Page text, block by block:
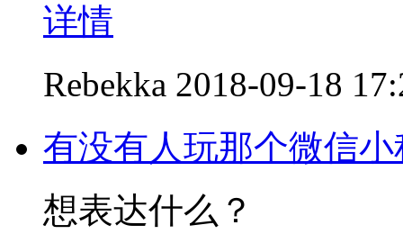
详情
Rebekka 2018-09-18
有没有人玩那个微信
想表达什么？